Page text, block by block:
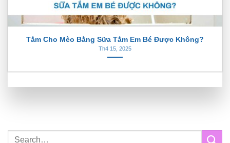
Tắm Cho Mèo Bằng Sữa Tắm Em Bé Được Không?
Th4 15, 2025